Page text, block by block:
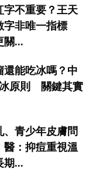
字不重要？王天
字非唯一指標
關...
還能吃冰嗎？中
原則 關鍵其實
、青少年皮膚問
醫：抑痘重視溫
期...